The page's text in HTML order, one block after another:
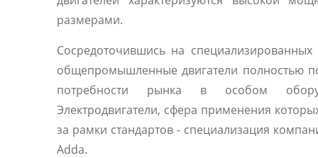
размерами.
Сосредоточившись на специализированных
общепромышленные двигатели полностью
потребности рынка в особом
Электродвигатели, сфера применения
за рамки стандартов - специализация
Adda.